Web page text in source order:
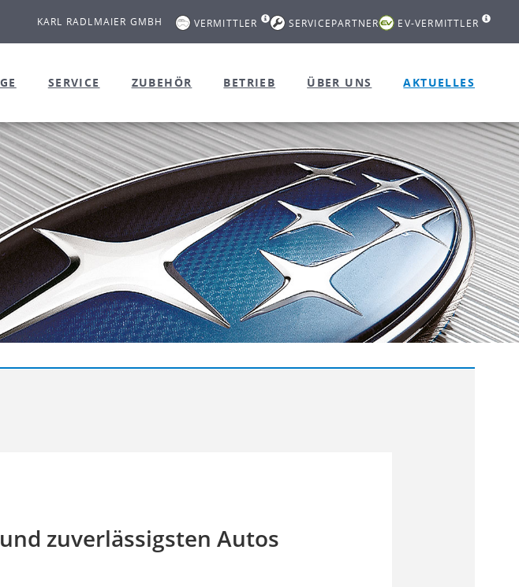
KARL RADLMAIER GMBH VERMITTLER SERVICEPARTNER EV-VERMITTLER
SERVICE ZUBEHÖR BETRIEB ÜBER UNS AKTUELLES
zuverlässigsten Autos